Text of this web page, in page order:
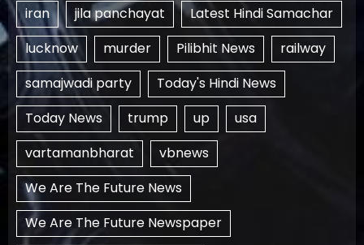
iran
jila panchayat
Latest Hindi Samachar
lucknow
murder Pilibhit News
railway
samajwadi party
Today's Hindi News
Today News
trump up
usa
vartamanbharat
vbnews
We Are The Future News
We Are The Future Newspaper